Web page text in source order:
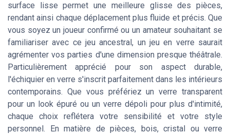
surface lisse permet une meilleure glisse des pièces,
rendant ainsi chaque déplacement plus fluide et précis. Que
vous soyez un joueur confirmé ou un amateur souhaitant se
familiariser avec ce jeu ancestral, un jeu en verre saurait
agrémenter vos parties d'une dimension presque théâtrale.
Particulièrement apprécié pour son aspect durable,
l'échiquier en verre s'inscrit parfaitement dans les intérieurs
contemporains. Que vous préfériez un verre transparent
pour un look épuré ou un verre dépoli pour plus d'intimité,
chaque choix reflétera votre sensibilité et votre style
personnel. En matière de pièces, bois, cristal ou verre